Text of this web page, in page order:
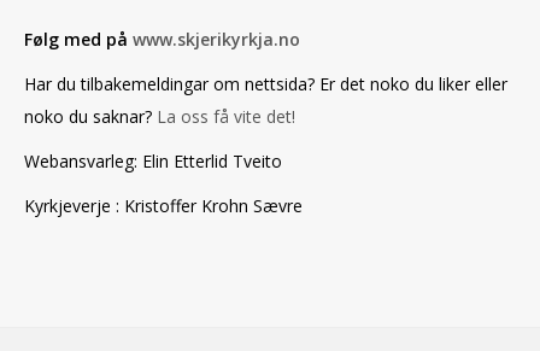
Følg med på www.skjerikyrkja.no
Har du tilbakemeldingar om nettsida? Er det noko du liker eller
noko du saknar? La oss få vite det!
Webansvarleg: Elin Etterlid Tveito
Kyrkjeverje : Kristoffer Krohn Sævre